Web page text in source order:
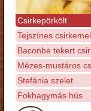
Csirkepörkölt
Tejszínes
Baconbe tekert
Mézes-mustáros
Stefánia szelet
Fokhagymás hús